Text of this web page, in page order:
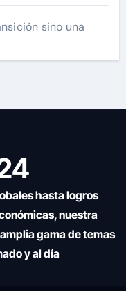
sino una
hasta logros
nuestra
gama de temas
y al día